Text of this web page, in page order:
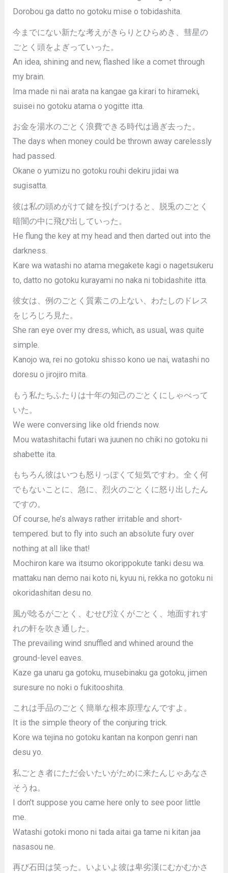
Dorobou ga datto no gotoku mise o tobidashita.
今までにない新たな考えがきらりとひらめき、彗星の
ごとく頭をよぎっていった。
An idea, shining and new, flashed like a comet through
my brain.
Ima made ni nai arata na kangae ga kirari to hirameki,
suisei no gotoku atama o yogitte itta.
お金を湯水のごとく浪費できる時代は過ぎ去った。
The days when money could be thrown away carelessly
had passed.
Okane o yumizu no gotoku rouhi dekiru jidai wa
sugisatta.
彼は私の頭めがけて鍵を投げつけると、脱兎のごとく
暗闇の中に飛び出していった。
He flung the key at my head and then darted out into the
darkness.
Kare wa watashi no atama megakete kagi o nagetsukeru
to, datto no gotoku kurayami no naka ni tobidashite itta.
彼女は、例のごとく質素この上ない、わたしのドレス
をじろじろ見た。
She ran eye over my dress, which, as usual, was quite
simple.
Kanojo wa, rei no gotoku shisso kono ue nai, watashi no
doresu o jirojiro mita.
もう私たちふたりは十年の知己のごとくにしゃべって
いた。
We were conversing like old friends now.
Mou watashitachi futari wa juunen no chiki no gotoku ni
shabette ita.
もちろん彼はいつも怒りっぽくて短気ですわ。全く何
でもないことに、急に、烈火のごとくに怒り出したん
ですの。
Of course, he’s always rather irritable and short-
tempered. but to fly into such an absolute fury over
nothing at all like that!
Mochiron kare wa itsumo okorippokute tanki desu wa.
mattaku nan demo nai koto ni, kyuu ni, rekka no gotoku ni
okoridashitan desu no.
風が唸るがごとく、むせび泣くがごとく、地面すれす
れの軒を吹き通した。
The prevailing wind snuffled and whined around the
ground-level eaves.
Kaze ga unaru ga gotoku, musebinaku ga gotoku, jimen
suresure no noki o fukitooshita.
これは手品のごとく簡単な根本原理なんですよ。
It is the simple theory of the conjuring trick.
Kore wa tejina no gotoku kantan na konpon genri nan
desu yo.
私ごとき者にただ会いたいがために来たんじゃあなさ
そうね。
I don’t suppose you came here only to see poor little
me.
Watashi gotoki mono ni tada aitai ga tame ni kitan jaa
nasasou ne.
再び石田は笑った。いよいよ彼は卑劣漢にむかむかさ